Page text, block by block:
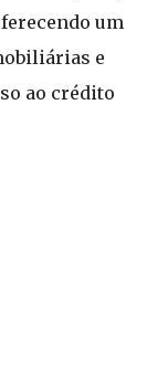
um
e
ao crédito